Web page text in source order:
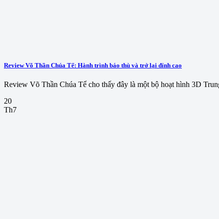
Review Võ Thần Chúa Tể: Hành trình báo thù và trở lại đỉnh cao
Review Võ Thần Chúa Tể cho thấy đây là một bộ hoạt hình 3D
20
Th7